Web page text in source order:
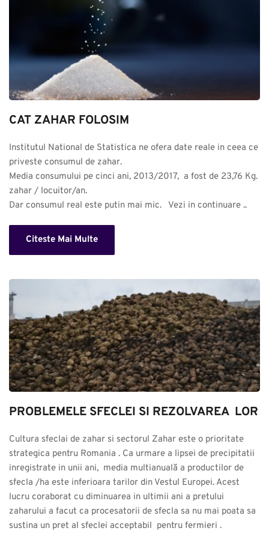
CAT ZAHAR FOLOSIM
Institutul National de Statistica ne ofera date reale in ceea ce
priveste consumul de zahar.
Media consumului pe cinci ani, 2013/2017,  a fost de 23,76 Kg.
zahar / locuitor/an.
Dar consumul real este putin mai mic.   Vezi in continuare ..
Citeste Mai Multe
PROBLEMELE SFECLEI SI REZOLVAREA  LOR
Cultura sfeclai de zahar si sectorul Zahar este o prioritate
strategica pentru Romania . Ca urmare a lipsei de precipitatii
inregistrate in unii ani,  media multianuală a productilor de
sfecla /ha este inferioara tarilor din Vestul Europei. Acest
lucru coraborat cu diminuarea in ultimii ani a pretului
zaharului a facut ca procesatorii de sfecla sa nu mai poata sa
sustina un pret al sfeclei acceptabil  pentru fermieri .